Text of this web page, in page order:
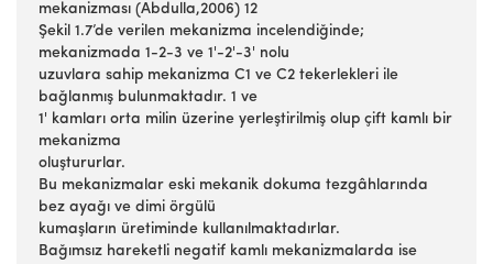
mekanizması (Abdulla,2006) 12
Şekil 1.7’de verilen mekanizma incelendiğinde;
mekanizmada 1-2-3 ve 1'-2'-3' nolu
uzuvlara sahip mekanizma C1 ve C2 tekerlekleri ile
bağlanmış bulunmaktadır. 1 ve
1' kamları orta milin üzerine yerleştirilmiş olup çift kamlı bir
mekanizma
oluştururlar.
Bu mekanizmalar eski mekanik dokuma tezgâhlarında
bez ayağı ve dimi örgülü
kumaşların üretiminde kullanılmaktadırlar.
Bağımsız hareketli negatif kamlı mekanizmalarda ise